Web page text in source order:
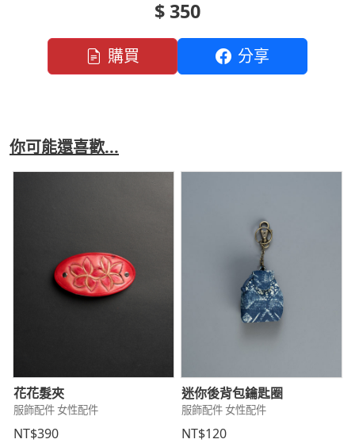
$ 350
購買 分享
你可能還喜歡...
花花髮夾
服飾配件 女性配件
NT$390
迷你後背包鑰匙圈
服飾配件 女性配件
NT$120